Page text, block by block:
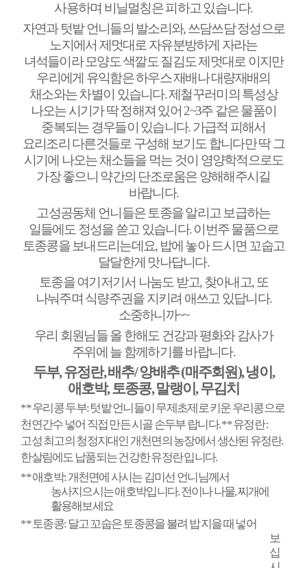
사용하며 비닐멀칭은 피하고 있습니다.
자연과 텃밭 언니들의 발소리와,쓰담쓰담 정성으로
노지에서 제멋대로 자유분방하게 자라는
녀석들이라 모양도 색깔도 질김도 제멋대로 이지만
우리에게 유익함은 하우스 재배나 대량재배의
채소와는 차별이 있습니다.제철꾸러미의 특성상
나오는 시기가 딱 정해져 있어 2~3주 같은 물품이
중복되는 경우들이 있습니다.가급적 피해서
요리조리 다른것들로 구성해 보기도 합니다만 딱 그
시기에 나오는 채소들을 먹는 것이 영양학적으로도
가장 좋으니 약간의 단조로움은 양해해주시길
바랍니다.
고성공동체 언니들은 토종을 알리고 보급하는
일들에도 정성을 쏟고 있습니다.이번주 물품으로
토종콩을 보내드리는데요, 밥에 놓아 드시면 꼬숩고
달달한게 맛나답니다.
토종을 여기저기서 나눔도 받고,찾아내고,또
나눠주며 식량주권을 지키려 애쓰고 있답니다.
소중하니까~~
우리 회원님들 올 한해도 건강과 평화와 감사가
주위에 늘 함께하기를 바랍니다.
두부,유정란,배추/양배추(매주회원),냉이 ,
애호박,토종콩,말랭이 ,무김치
**우리콩 두부:텃밭 언니들이 무제초제로 키운 우리콩으로
천연간수 넣어 직접 만든 시골 손두부 랍니다. **유정란:
고성 최고의 청정지대인 개천면의 농장에서 생산된 유정란.
한살림에도 납품되는 건강한 유정란 입니다.
**애호박:개천면에 사시는 김미선 언니님께서
농사지으시는 애호박입니다.전이나 나물,찌개에
활용해보세요
**토종콩: 달고 꼬숩은 토종콩을 불려 밥 지을 때 넣어
보
십